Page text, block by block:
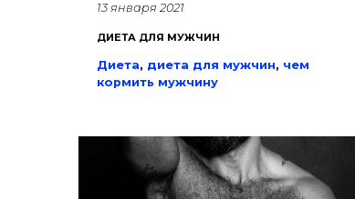
13 января 2021
ДИЕТА ДЛЯ МУЖЧИН
Диета, диета для мужчин, чем
кормить мужчину